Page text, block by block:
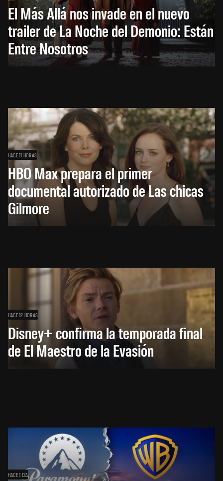
El Más Allá nos invade en el nuevo
trailer de La Noche del Demonio: Están
Entre Nosotros
HACE 11 HORAS
HBO Max prepara el primer
documental autorizado de Las chicas
Gilmore
HACE 12 HORAS
Disney+ confirma la temporada final
de El Maestro de la Evasión
HACE 1 DÍA